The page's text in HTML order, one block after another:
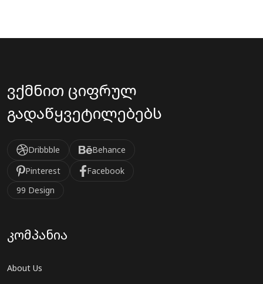
ვქმნით ციფრულ
გადაწყვეტილებებს
Dribbble
Behance
Pinterest
Facebook
99 Design
კომპანია
About Us